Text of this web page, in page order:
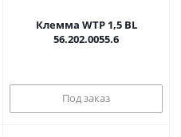
Клемма WTP 1,5 BL
56.202.0055.6
Под заказ